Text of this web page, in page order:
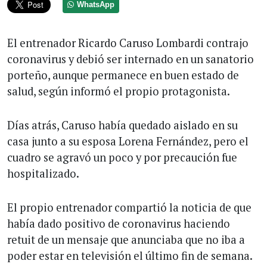
WhatsApp
El entrenador Ricardo Caruso Lombardi contrajo
coronavirus y debió ser internado en un sanatorio
porteño, aunque permanece en buen estado de
salud, según informó el propio protagonista.
Días atrás, Caruso había quedado aislado en su
casa junto a su esposa Lorena Fernández, pero el
cuadro se agravó un poco y por precaución fue
hospitalizado.
El propio entrenador compartió la noticia de que
había dado positivo de coronavirus haciendo
retuit de un mensaje que anunciaba que no iba a
poder estar en televisión el último fin de semana.